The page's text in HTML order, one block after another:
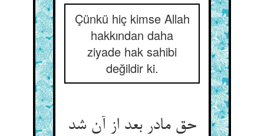
Çünkü hiç kimse Allah
hakkından daha
ziyade hak sahibi
değildir ki.
حق مادر بعد از آن شد